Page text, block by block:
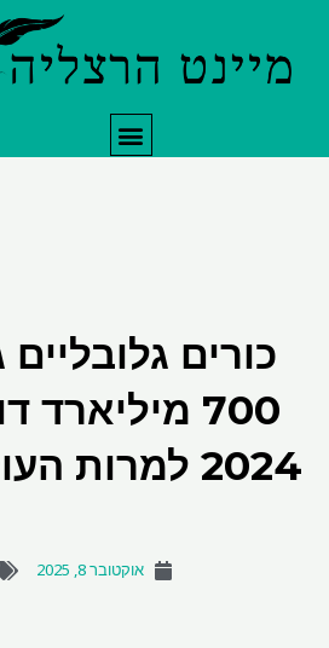
תפריט
כורים
700
2024 למרות העולים לחצים
אוקטובר 8, 2025